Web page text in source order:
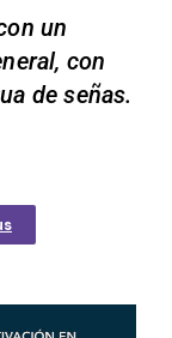
un
con
de señas.